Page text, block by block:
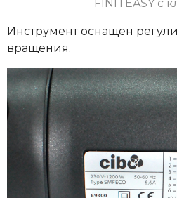
FINITEASY с
Инструмент оснащен
вращения.